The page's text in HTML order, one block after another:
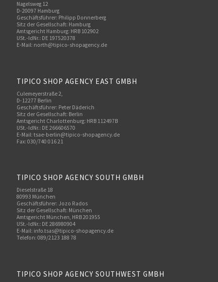
Nagelsweg 12
D-20097 Hamburg
Geschäftsführer: Philipp Donnerberg
Sitz der Gesellschaft: Hamburg
Amtsgericht Hamburg: HRB 102902
USt.-IdNr.: DE 197520378
E-Mail: north@tipico-shopagency.de
TIPICO SHOP AGENCY EAST GMBH
Culemeyerstraße 2,
D-12277 Berlin
Geschäftsführer: Peter Däderich
Sitz der Gesellschaft: Berlin
Amtsgericht Charlottenburg: HRB 112497B
USt.-IdNr.: DE 266606570
E-Mail: tsae-berlin@tipico-shopagency.de
Fax: 030/740 016 21
TIPICO SHOP AGENCY SOUTH GMBH
Dieselstraße 18
80993 München
Geschäftsführer: Jozo Rados
Sitz der Gesellschaft: München
Amtsgericht München, HRB 201955
USt.-IdNr.: DE 286980904
E-Mail: info.tsas@tipico-shopagency.de
Telefon: 089/2123 188 78
TIPICO SHOP AGENCY SOUTHWEST GMBH